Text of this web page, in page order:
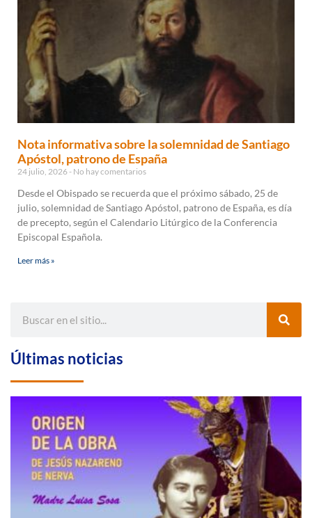
Nota informativa sobre la solemnidad de Santiago
Apóstol, patrono de España
24 julio, 2026 No hay comentarios
Desde el Obispado se recuerda que el próximo sábado, 25 de
julio, solemnidad de Santiago Apóstol, patrono de España, es día
de precepto, según el Calendario Litúrgico de la Conferencia
Episcopal Española.
Leer más »
Últimas noticias